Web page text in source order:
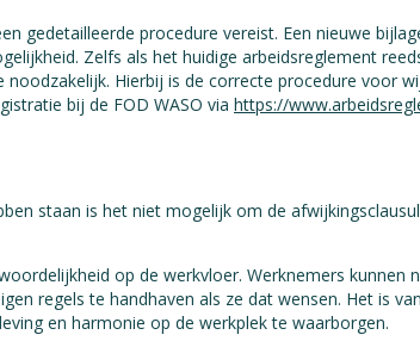
gedetailleerde procedure vereist. Een nieuwe
Zelfs als het huidige arbeidsreglement
Hierbij is de correcte procedure voor
bij de FOD WASO via https://
staan is het niet mogelijk om de
op de werkvloer. Werknemers kunnen
regels te handhaven als ze dat wensen. Het is
en harmonie op de werkplek te waarborgen.